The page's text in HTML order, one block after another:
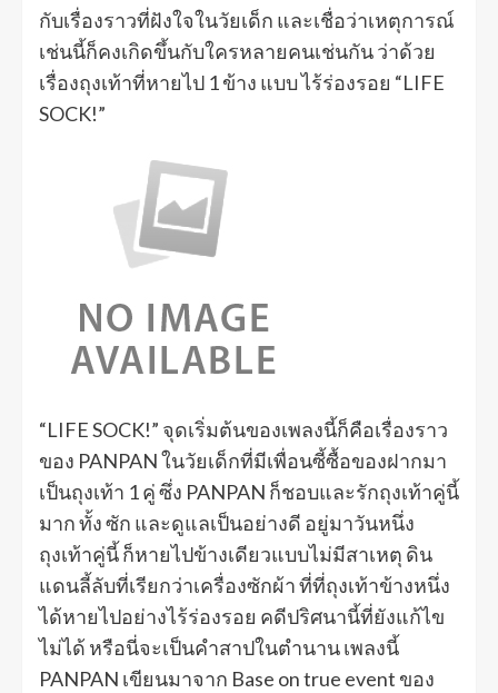
กับเรื่องราวที่ฝังใจในวัยเด็ก และเชื่อว่าเหตุการณ์
เช่นนี้ก็คงเกิดขึ้นกับใครหลายคนเช่นกัน ว่าด้วย
เรื่องถุงเท้าที่หายไป 1 ข้าง แบบ ไร้ร่องรอย “LIFE
SOCK!”
“LIFE SOCK!” จุดเริ่มต้นของเพลงนี้ก็คือเรื่องราว
ของ PANPAN ในวัยเด็กที่มีเพื่อนซี้ซื้อของฝากมา
เป็นถุงเท้า 1 คู่ ซึ่ง PANPAN ก็ชอบและรักถุงเท้าคู่นี้
มาก ทั้ง ซัก และดูแลเป็นอย่างดี อยู่มาวันหนึ่ง
ถุงเท้าคู่นี้ ก็หายไปข้างเดียวแบบไม่มีสาเหตุ ดิน
แดนลี้ลับที่เรียกว่าเครื่องซักผ้า ที่ที่ถุงเท้าข้างหนึ่ง
ได้หายไปอย่างไร้ร่องรอย คดีปริศนานี้ที่ยังแก้ไข
ไม่ได้ หรือนี่จะเป็นคำสาปในตำนาน เพลงนี้
PANPAN เขียนมาจาก Base on true event ของ